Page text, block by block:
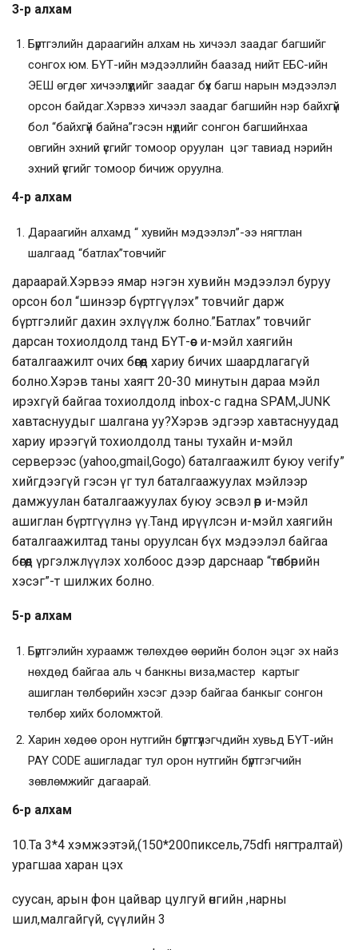
3-р алхам
Бүртгэлийн дараагийн алхам нь хичээл заадаг багшийг
сонгох юм. БҮТ-ийн мэдээллийн баазад нийт ЕБС-ийн
ЭЕШ өгдөг хичээлүүдийг заадаг бүх багш нарын мэдээлэл
орсон байдаг.Хэрвээ хичээл заадаг багшийн нэр байхгүй
бол “байхгүй байна”гэсэн нүдийг сонгон багшийнхаа
овгийн эхний үсгийг томоор оруулан цэг тавиад нэрийн
эхний үсгийг томоор бичиж оруулна.
4-р алхам
Дараагийн алхамд “ хувийн мэдээлэл”-ээ нягтлан
шалгаад “батлах”товчийг
дараарай.Хэрвээ ямар нэгэн хувийн мэдээлэл буруу
орсон бол “шинээр бүртгүүлэх” товчийг дарж
бүртгэлийг дахин эхлүүлж болно.”Батлах” товчийг
дарсан тохиолдолд танд БҮТ-өөс и-мэйл хаягийн
баталгаажилт очих бөгөөд хариу бичих шаардлагагүй
болно.Хэрэв таны хаягт 20-30 минутын дараа мэйл
ирэхгүй байгаа тохиолдолд inbox-с гадна SPAM,JUNK
хавтаснуудыг шалгана уу?Хэрэв эдгээр хавтаснуудад
хариу ирээгүй тохиолдолд таны тухайн и-мэйл
серверээс (yahoo,gmail,Gogo) баталгаажилт буюу verify”
хийгдээгүй гэсэн үг тул баталгаажуулах мэйлээр
дамжуулан баталгаажуулах буюу эсвэл өөр и-мэйл
ашиглан бүртгүүлнэ үү.Танд ирүүлсэн и-мэйл хаягийн
баталгаажилтад таны оруулсан бүх мэдээлэл байгаа
бөгөөд үргэлжлүүлэх холбоос дээр дарснаар “төлбөрийн
хэсэг”-т шилжих болно.
5-р алхам
Бүртгэлийн хураамж төлөхдөө өөрийн болон эцэг эх найз
нөхдөд байгаа аль ч банкны виза,мастер картыг
ашиглан төлбөрийн хэсэг дээр байгаа банкыг сонгон
төлбөр хийх боломжтой.
Харин хөдөө орон нутгийн бүртгүүлэгчдийн хувьд БҮТ-ийн
PAY CODE ашигладаг тул орон нутгийн бүртгэгчийн
зөвлөмжийг дагаарай.
6-р алхам
10.Та 3*4 хэмжээтэй,(150*200пиксель,75dfi нягтралтай)
урагшаа харан цэх
суусан, арын фон цайвар цулгуй өнгийн ,нарны
шил,малгайгүй, сүүлийн 3